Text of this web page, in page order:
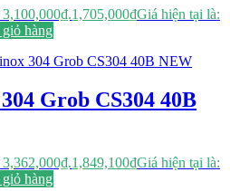
1,705,000₫Giá hiện tại là:
hàng
Grob CS304 40B
1,849,100₫Giá hiện tại là:
hàng